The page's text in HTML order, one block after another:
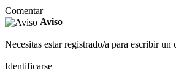
Comentar
Aviso
Necesitas estar registrado/a para escribir un
Identificarse